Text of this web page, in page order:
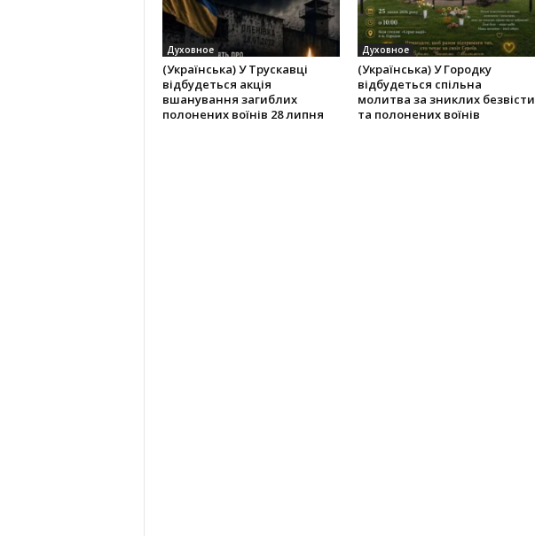
Духовное
(Українська) У Трускавці
відбудеться акція
вшанування загиблих
полонених воїнів 28 липня
Духовное
(Українська) У Городку
відбудеться спільна
молитва за зниклих безвісти
та полонених воїнів